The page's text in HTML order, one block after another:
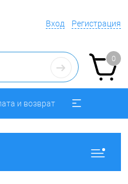
Вход Регистрация
0
и возврат